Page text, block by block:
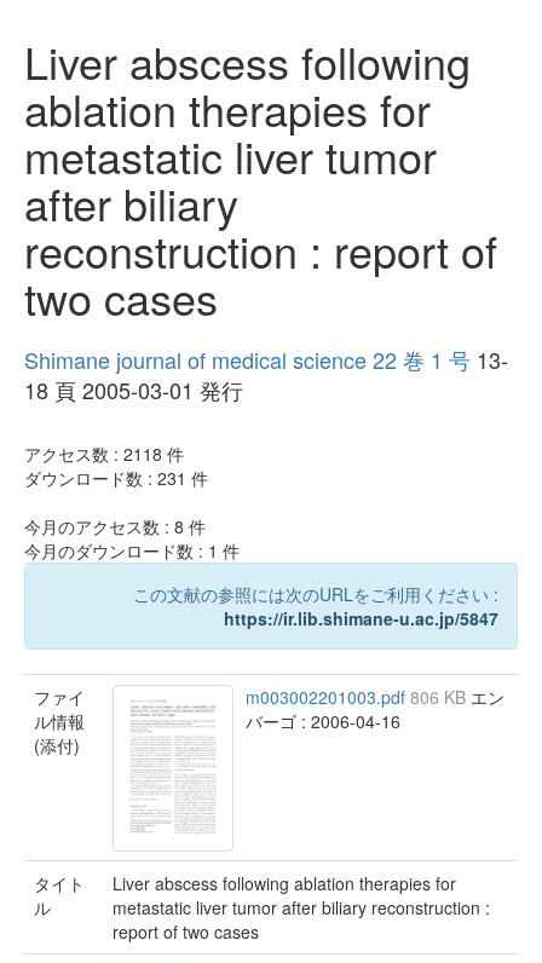
Liver abscess following
ablation therapies for
metastatic liver tumor
after biliary
reconstruction : report of
two cases
Shimane journal of medical science 22 巻 1 号 13-
18 頁 2005-03-01 発行
アクセス数 : 2118 件
ダウンロード数 : 231 件
今月のアクセス数 : 8 件
今月のダウンロード数 : 1 件
この文献の参照には次のURLをご利用ください :
https://ir.lib.shimane-u.ac.jp/5847
ファイ
ル情報
(添付)
m003002201003.pdf 806 KB エン
バーゴ : 2006-04-16
タイト
ル
Liver abscess following ablation therapies for
metastatic liver tumor after biliary reconstruction :
report of two cases